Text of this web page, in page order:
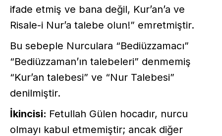
ifade etmiş ve bana değil, Kur’an’a ve
Risale-i Nur’a talebe olun!” emretmiştir.
Bu sebeple Nurculara “Bediüzzamacı”
“Bediüzzaman’ın talebeleri” denmemiş
“Kur’an talebesi” ve “Nur Talebesi”
denilmiştir.
İkincisi: Fetullah Gülen hocadır, nurcu
olmayı kabul etmemiştir; ancak diğer